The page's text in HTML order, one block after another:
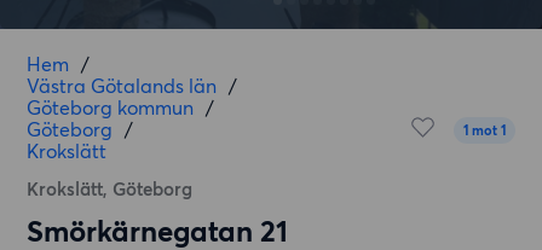
Hem /
Västra Götalands län /
Göteborg kommun /
Göteborg /
Krokslätt
Krokslätt, Göteborg
1 mot 1
Smörkärnegatan 21